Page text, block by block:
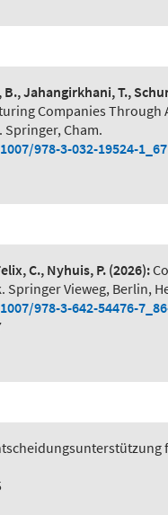
Jahangirkhani, T.,
Companies Through
Cham.
978-3-032-19524-1_67
C., Nyhuis, P. (2026):
Springer Vieweg, Berlin,
978-3-642-54476-